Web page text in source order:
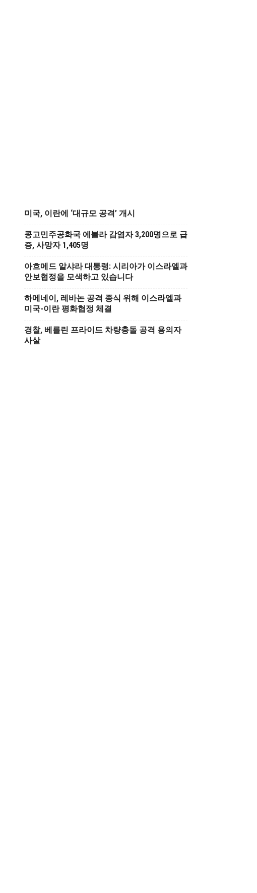
미국, 이란에 ‘대규모 공격’ 개시
콩고민주공화국 에볼라 감염자 3,200명으로 급
증, 사망자 1,405명
아흐메드 알샤라 대통령: 시리아가 이스라엘과
안보협정을 모색하고 있습니다
하메네이, 레바논 공격 종식 위해 이스라엘과
미국-이란 평화협정 체결
경찰, 베를린 프라이드 차량충돌 공격 용의자
사살